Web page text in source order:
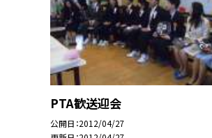
PTA歓送迎会
公開日 2012/04/27